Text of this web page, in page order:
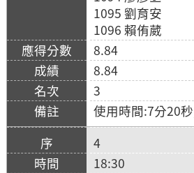
1095 劉育安
1096 賴侑葳
8.84
8.84
3
使用時間:7分20
4
18:30